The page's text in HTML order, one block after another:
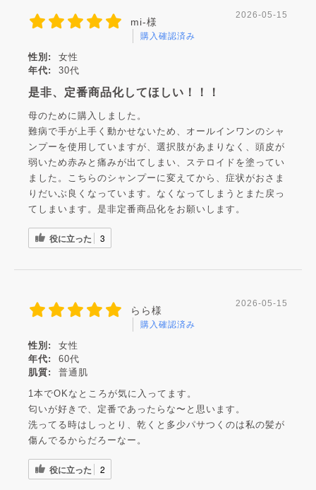
mi-様
購入確認済み
2026-05-15
性別:
女性
年代:
30代
是非、定番商品化してほしい！！！
母のために購入しました。
難病で手が上手く動かせないため、オールインワンのシャ
ンプーを使用していますが、選択肢があまりなく、頭皮が
弱いため赤みと痛みが出てしまい、ステロイドを塗ってい
ました。こちらのシャンプーに変えてから、症状がおさま
りだいぶ良くなっています。なくなってしまうとまた戻っ
てしまいます。是非定番商品化をお願いします。
役に立った 3
らら様
購入確認済み
2026-05-15
性別:
女性
年代:
60代
肌質:
普通肌
1本でOKなところが気に入ってます。
匂いが好きで、定番であったらな〜と思います。
洗ってる時はしっとり、乾くと多少パサつくのは私の髪が
傷んでるからだろーなー。
役に立った 2